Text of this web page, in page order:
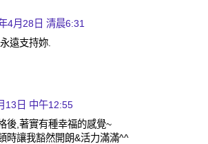
4月28日 清晨6:31
遠支持妳.
13日 中午12:55
後,著實有種幸福的感覺~
時讓我豁然開朗&活力滿滿^^